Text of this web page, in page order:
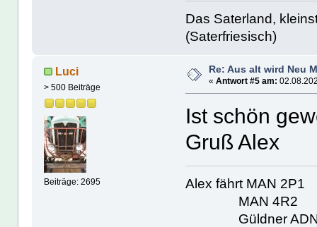
Das Saterland,
(Saterfriesisch)
Luci
> 500 Beiträge
Beiträge: 2695
Re: Aus alt wird Neu
« Antwort #5 am:
Ist schön
Gruß Alex
Alex fährt MAN 2P1
MAN 4R2
Güldner ADN